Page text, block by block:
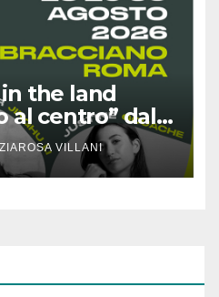
the land
al centro” dal
ottobre
VILLANI